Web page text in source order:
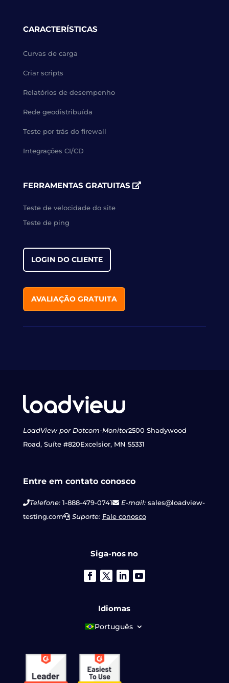
CARACTERÍSTICAS
Curvas de carga
Criar scripts
Relatórios de desempenho
Rede geodistribuída
Teste por trás do firewall
Integrações CI/CD
FERRAMENTAS GRATUITAS
Teste de velocidade do site
Teste de ping
LOGIN DO CLIENTE
AVALIAÇÃO GRATUITA
LoadView por Dotcom-Monitor2500 Shadywood
Road, Suíte #820Excelsior, MN 55331
Entre em contato conosco
Telefone:1-888-479-0741 E-mail:sales@loadview-
testing.com
Suporte: Fale conosco
Siga-nos no
Idiomas
Português